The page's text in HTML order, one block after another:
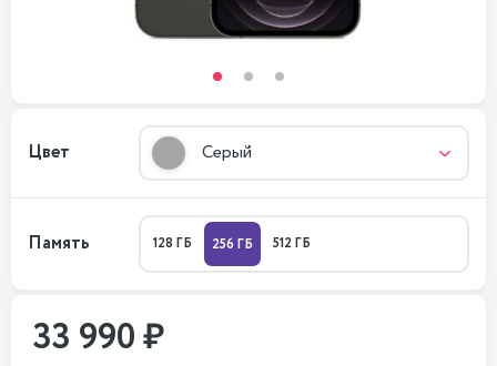
Цвет Серый
Память 128 ГБ 256 ГБ 512 ГБ
33 990 ₽